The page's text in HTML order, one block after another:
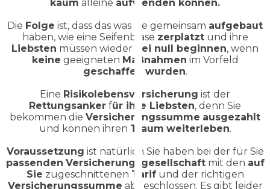
kaum alleine aufwenden können.
Die Folge ist, dass das was Sie gemeinsam aufgebaut
haben, wie eine Seifenblase zerplatztund ihre
Liebsten müssen wieder bei null beginnen, wenn
keine geeigneten Maßnahmen im Vorfeld
geschaffen
wurden.
Eine Risikolebensversicherung ist der
Rettungsanker für ihre Liebsten, denn Sie
bekommen die Versicherungssumme ausgezahlt
und können ihren Traum weiterleben.
Voraussetzung ist natürlich Sie haben bei der für Sie
passenden Versicherungsgesellschaftmit den auf
Sie zugeschnittenen Tarifund der richtigen
Versicherungssumme abgeschlossen. Es gibt leider